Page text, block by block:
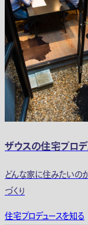
ザウスの住宅プロ
どんな家に住みたいの
づくり
住宅プロデュースを知る